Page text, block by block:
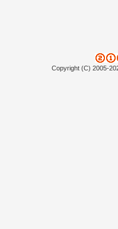
Copyright (C) 2005-